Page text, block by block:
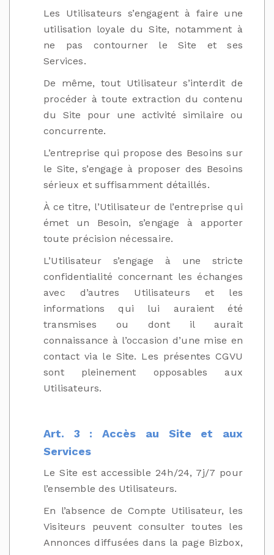
Les Utilisateurs s’engagent à faire une
utilisation loyale du Site, notamment à
ne pas contourner le Site et ses
Services.
De même, tout Utilisateur s’interdit de
procéder à toute extraction du contenu
du Site pour une activité similaire ou
concurrente.
L’entreprise qui propose des Besoins sur
le Site, s’engage à proposer des Besoins
sérieux et suffisamment détaillés.
À ce titre, l’Utilisateur de l’entreprise qui
émet un Besoin, s’engage à apporter
toute précision nécessaire.
L’Utilisateur s’engage à une stricte
confidentialité concernant les échanges
avec d’autres Utilisateurs et les
informations qui lui auraient été
transmises ou dont il aurait
connaissance à l’occasion d’une mise en
contact via le Site. Les présentes CGVU
sont pleinement opposables aux
Utilisateurs.
Art. 3 : Accès au Site et aux
Services
Le Site est accessible 24h/24, 7j/7 pour
l’ensemble des Utilisateurs.
En l’absence de Compte Utilisateur, les
Visiteurs peuvent consulter toutes les
Annonces diffusées dans la page Bizbox,